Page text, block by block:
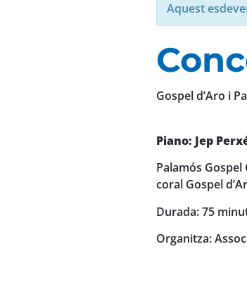
Aquest
Gospel d’Aro i
Piano: Jep
Palamós
coral Gospel
Durada: 75
Organitza: